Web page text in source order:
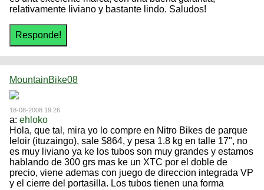
relativamente liviano y bastante lindo. Saludos!
MountainBike08
18-08-2008 19:26
a: ehloko
Hola, que tal, mira yo lo compre en Nitro Bikes de parque
leloir (ituzaingo), sale $864, y pesa 1.8 kg en talle 17", no
es muy liviano ya ke los tubos son muy grandes y estamos
hablando de 300 grs mas ke un XTC por el doble de
precio, viene ademas con juego de direccion integrada VP
y el cierre del portasilla. Los tubos tienen una forma